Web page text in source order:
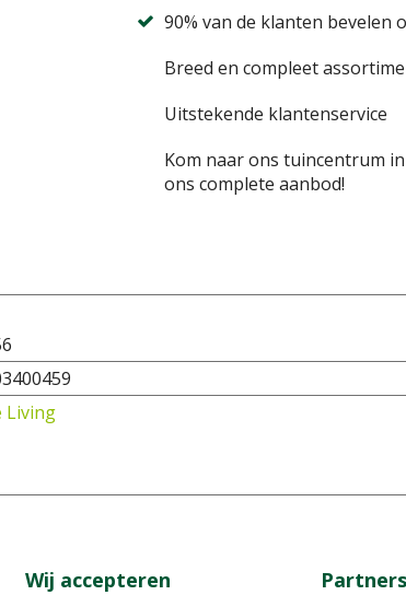
90% van de klanten bevelen
Breed en compleet
Uitstekende klantenservice
Kom naar ons tuincentrum
ons complete aanbod!
Living
Wij accepteren Partners